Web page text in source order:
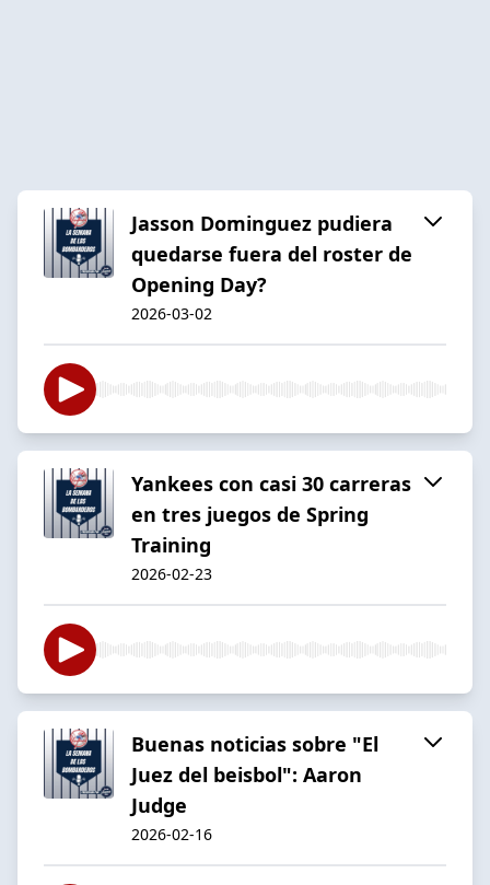
Jasson Dominguez pudiera
quedarse fuera del roster de
Opening Day?
2026-03-02
Yankees con casi 30 carreras
en tres juegos de Spring
Training
2026-02-23
Buenas noticias sobre "El
Juez del beisbol": Aaron
Judge
2026-02-16